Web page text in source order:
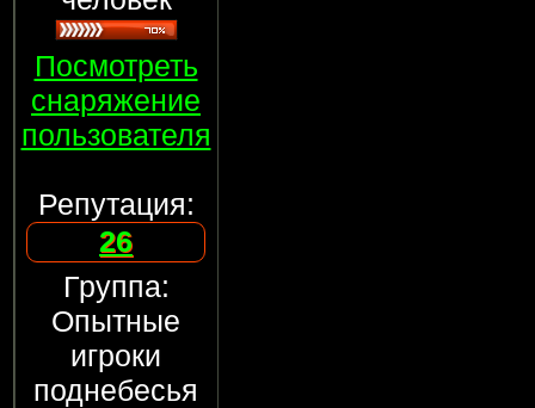
Посмотреть
снаряжение
пользователя
Репутация:
26
Группа:
Опытные
игроки
поднебесья